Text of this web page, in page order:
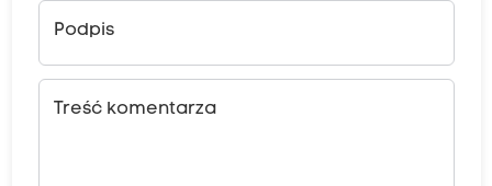
Podpis
Treść komentarza